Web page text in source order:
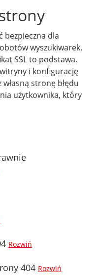
dla
wyszukiwarek.
SSL to podstawa.
i konfigurację
stronę błędu
użytkownika, który
Rozwiń
404 Rozwiń